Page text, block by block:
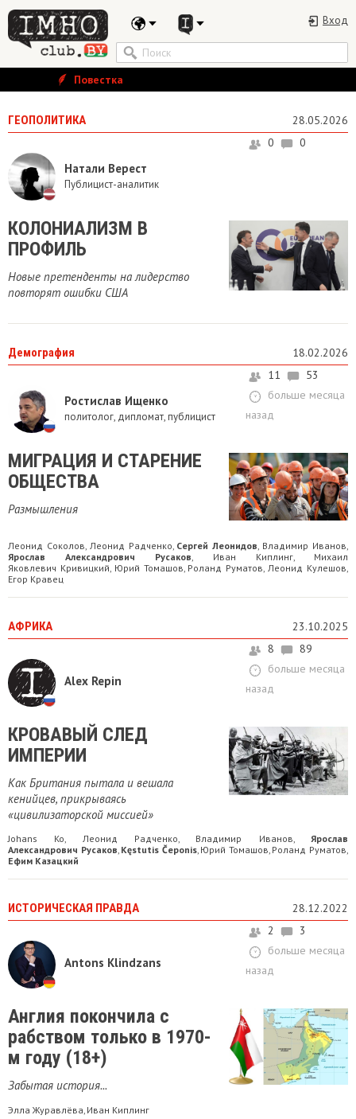
Вход
Повестка
ГЕОПОЛИТИКА 28.05.2026
Натали Верест
Публицист-аналитик
0 0
​КОЛОНИАЛИЗМ В
ПРОФИЛЬ
Новые претенденты на лидерство
повторят ошибки США
Демография 18.02.2026
Ростислав Ищенко
политолог, дипломат, публицист
11
53
больше месяца
назад
МИГРАЦИЯ И СТАРЕНИЕ
ОБЩЕСТВА
Размышления
Леонид Соколов Леонид Радченко Сергей Леонидов Владимир Иванов
Ярослав Александрович Русаков Иван Киплинг, Михаил
Яковлевич Кривицкий Юрий Томашов Роланд Руматов Леонид Кулешов
Егор Кравец
АФРИКА 23.10.2025
Alex Repin
8
89
больше месяца
назад
​КРОВАВЫЙ СЛЕД
ИМПЕРИИ
Как Британия пытала и вешала
кенийцев, прикрываясь
«цивилизаторской миссией»
Johans Ko Леонид Радченко Владимир Иванов
Ярослав
Александрович Русаков Kęstutis Čeponis, Юрий Томашов Роланд Руматов
Ефим Казацкий
ИСТОРИЧЕСКАЯ ПРАВДА 28.12.2022
Antons Klindzans
2
3
больше месяца
назад
Англия покончила с
рабством только в 1970-
м году (18+)
Забытая история...
Элла Журавлёва, Иван Киплинг